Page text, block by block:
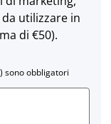
utilizzare in
di €50).
sono obbligatori